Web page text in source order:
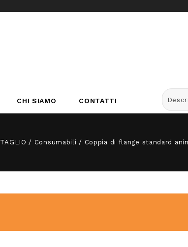
CHI SIAMO CONTATTI
TAGLIO / Consumabili / Coppia di flange standard